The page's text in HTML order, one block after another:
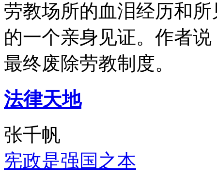
劳教场所的血泪经历和
的一个亲身见证。作者
最终废除劳教制度。
法律天地
张千帆
宪政是强国之本